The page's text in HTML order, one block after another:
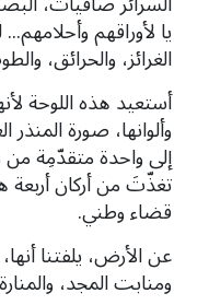
يا لأوراقهم
الغرائز، والحرائق،
أستعيد هذه اللوحة
وألوانها، صورة
إلى واحدة متقدّمِة من
تغذّتَ من أركان أربعة
قضاء وطني.
عن الأرض، يلفتنا
ومنابت المجد،